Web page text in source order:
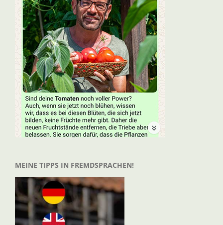
MEINE TIPPS IN FREMDSPRACHEN!